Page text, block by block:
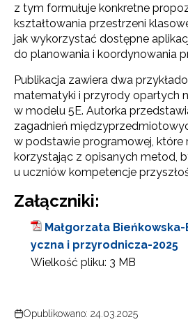
z tym formułuje konkretne
kształtowania przestrzeni
jak wykorzystać dostępne
do planowania i koordynowania
Publikacja zawiera dwa
matematyki i przyrody opartych
w modelu 5E. Autorka
zagadnień
w podstawie programowej, które
korzystając z opisanych metod,
u uczniów kompetencje
Załączniki:
Małgorzata
yczna i przyrodnicza-2025
Wielkość pliku: 3 MB
Opublikowano: 24.03.2025